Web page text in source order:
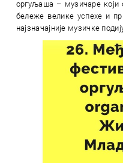
оргуљаша – музичаре који
бележе велике успехе и
најзначајније музичке